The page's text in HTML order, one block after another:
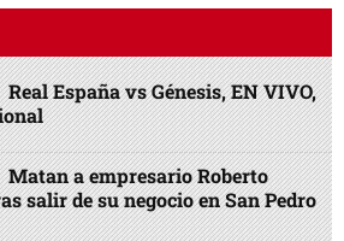
Real España vs Génesis, EN VIVO,
Matan a empresario Roberto
salir de su negocio en San Pedro